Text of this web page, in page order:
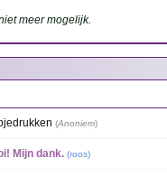
meer mogelijk.
(Anoniem)
Mijn dank. (roos)